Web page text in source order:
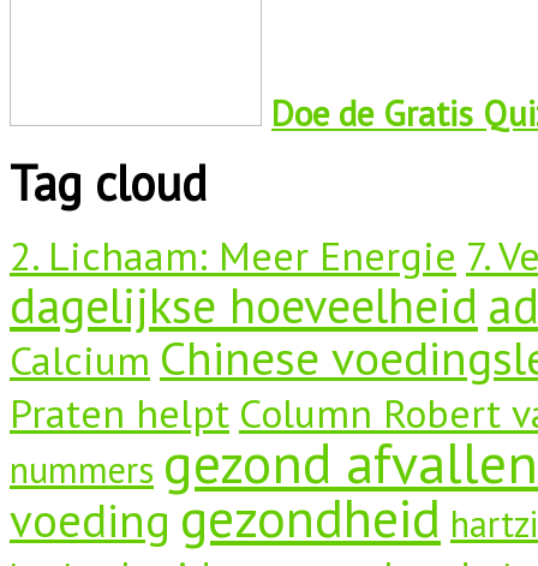
Doe de Gratis
Tag cloud
2. Lichaam: Meer Energie 7.
dagelijkse hoeveelheid
Calcium Chinese
Praten helpt Column Robert
nummers gezond afvallen
voeding gezondheid